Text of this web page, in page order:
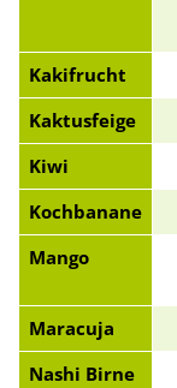
Kakifrucht
Kaktusfeige
Kiwi
Kochbanane
Mango
Maracuja
Nashi Birne